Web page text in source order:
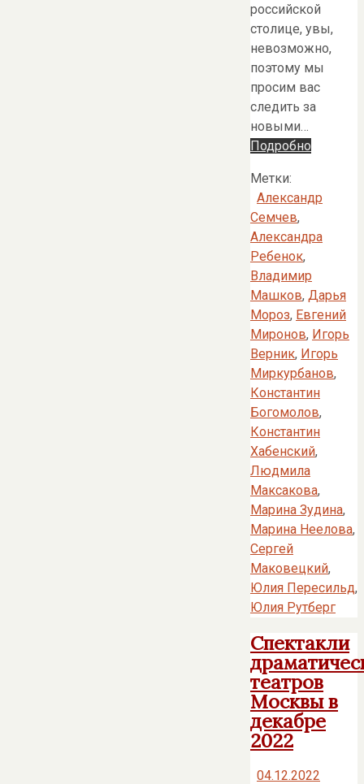
российской
столице, увы,
невозможно,
поэтому мы
просим вас
следить за
новыми…
Подробно
Метки:
Александр
Семчев,
Александра
Ребенок,
Владимир
Машков, Дарья
Мороз, Евгений
Миронов, Игорь
Верник, Игорь
Миркурбанов,
Константин
Богомолов,
Константин
Хабенский,
Людмила
Максакова,
Марина Зудина,
Марина Неелова,
Сергей
Маковецкий,
Юлия Пересильд,
Юлия Рутберг
Спектакли
театров
Москвы в
декабре
2022
04.12.2022